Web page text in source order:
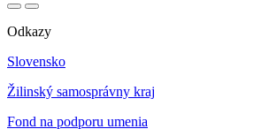
Odkazy
Slovensko
Žilinský samosprávny kraj
Fond na podporu umenia